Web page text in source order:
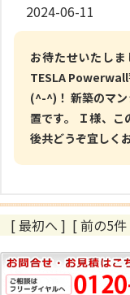
2024-06-11
お待たせいたし
TESLA Powerwall
(^-^)！ 新築のマ
置です。 Ｉ様、
後共どうぞ宜しく
[ 最初へ ] [ 前の5